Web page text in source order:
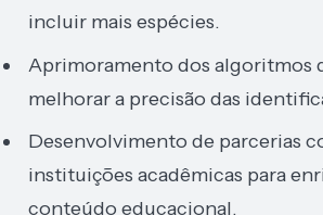
incluir mais espécies.
Aprimoramento dos algoritmos
melhorar a precisão das
Desenvolvimento de parcerias
instituições acadêmicas para
conteúdo educacional.